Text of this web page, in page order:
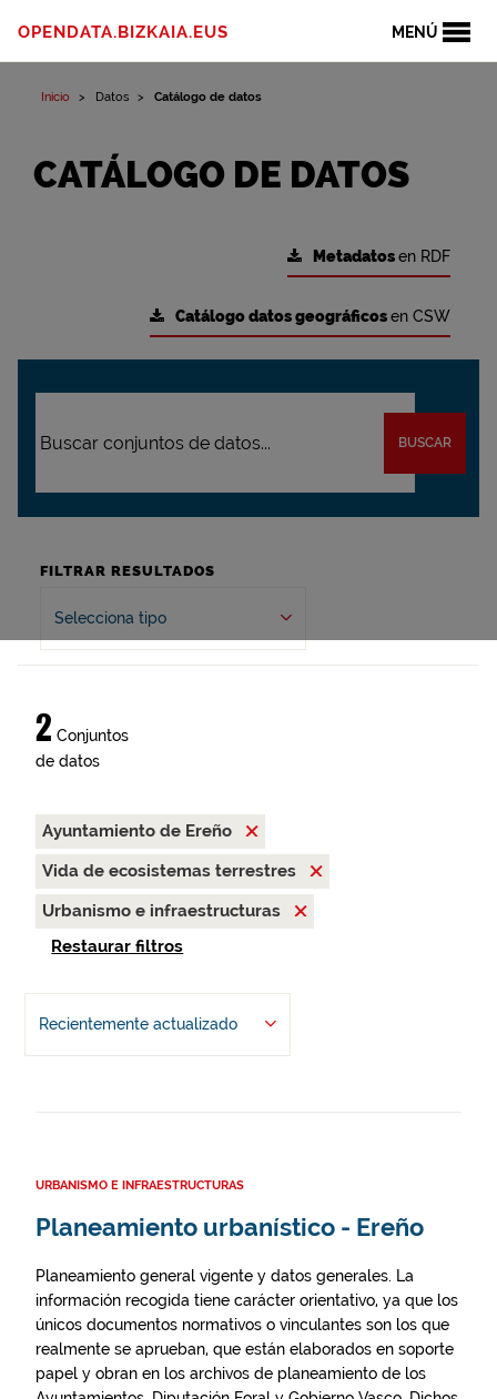
MENÚ
OPENDATA.BIZKAIA.EUS
Inicio Datos Catálogo de datos
CATÁLOGO DE DATOS
Metadatosen RDF
Catálogo datos geográficosen CSW
BUSCAR
FILTRAR RESULTADOS
Selecciona tipo
2 Conjuntos
de datos
Ayuntamiento de Ereño
Vida de ecosistemas terrestres
Urbanismo e infraestructuras
Restaurar filtros
Recientemente actualizado
URBANISMO E INFRAESTRUCTURAS
Planeamiento urbanístico - Ereño
Planeamiento general vigente y datos generales. La
información recogida tiene carácter orientativo, ya que los
únicos documentos normativos o vinculantes son los que
realmente se aprueban, que están elaborados en soporte
papel y obran en los archivos de planeamiento de los